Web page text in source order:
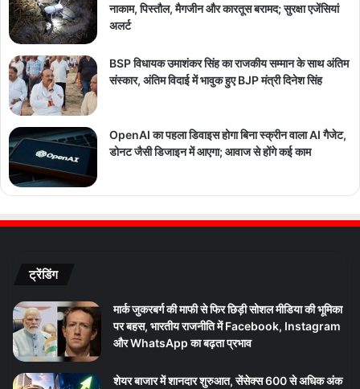
नाकाम, पिस्तौल, मैगजीन और कारतूस बरामद; सुरक्षा एजेंसियां
अलर्ट
BSP विधायक उमाशंकर सिंह का राजकीय सम्मान के साथ अंतिम
संस्कार, अंतिम विदाई में भावुक हुए BJP मंत्री दिनेश सिंह
OpenAI का पहला डिवाइस होगा बिना स्क्रीन वाला AI गैजेट,
डोनट जैसी डिजाइन में आएगा; आवाज से होंगे कई काम
ट्रेंडिंग
मार्क जुकरबर्ग की माफी से फिर छिड़ी सोशल मीडिया की भूमिका
पर बहस, भारतीय राजनीति में Facebook, Instagram
और WhatsApp का बढ़ता प्रभाव
शेयर बाजार में शानदार शुरुआत, सेंसेक्स 600 से अधिक अंक